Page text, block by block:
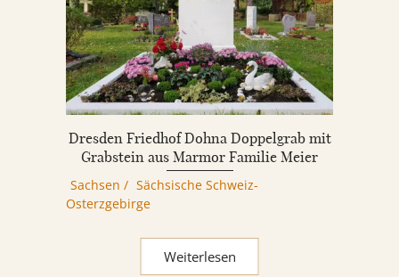
Dresden Friedhof Dohna Doppelgrab mit
Grabstein aus Marmor Familie Meier
Sachsen / Sächsische Schweiz-
Osterzgebirge
Weiterlesen